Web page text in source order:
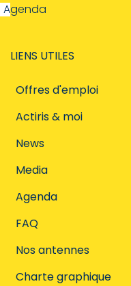
Agenda
LIENS UTILES
Offres d'emploi
Actiris & moi
News
Media
Agenda
FAQ
Nos antennes
Charte graphique